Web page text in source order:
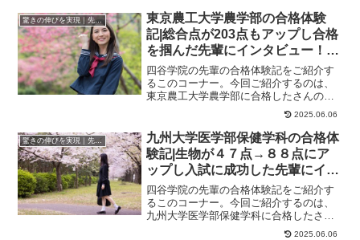
驚きの伸びを実現｜先輩列伝
東京農工大学農学部の合格体験
記|総合点が203点もアップし合格
を掴んだ先輩にインタビュー！大
学受験予備校四谷学院
四谷学院の先輩の合格体験記をご紹介す
るこのコーナー。今回ご紹介するのは、
東京農工大学農学部に合格したさんのス
トーリーです。さんが合格した大学東京
2025.06.06
驚きの伸びを実現｜先輩列伝
九州大学医学部保健学科の合格体
験記|生物が４７点→８８点にア
ップし入試に成功した先輩にイン
タビュー！大学受験予備校四谷学
院
四谷学院の先輩の合格体験記をご紹介す
るこのコーナー。今回ご紹介するのは、
九州大学医学部保健学科に合格したさん
のストーリーです。さんが合格した大学
2025.06.06